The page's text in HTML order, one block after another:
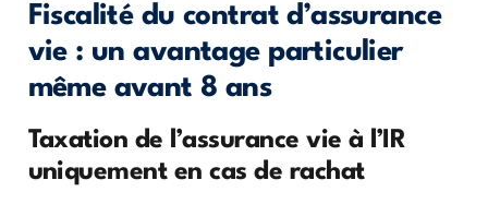
Fiscalité du contrat d’assurance
vie : un avantage particulier
même avant 8 ans
Taxation de l’assurance vie à l’IR
uniquement en cas de rachat